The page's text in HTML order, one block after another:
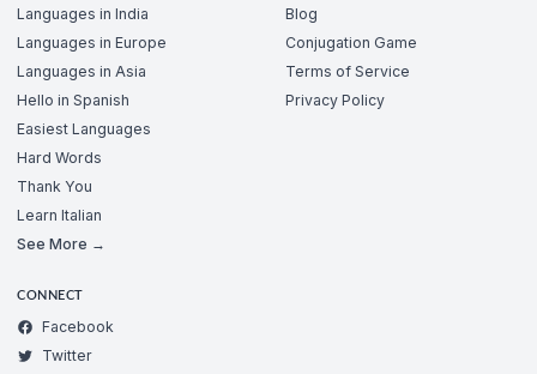
Languages in India
Languages in Europe
Languages in Asia
Hello in Spanish
Easiest Languages
Hard Words
Thank You
Learn Italian
See More →
Blog
Conjugation Game
Terms of Service
Privacy Policy
CONNECT
Facebook
Twitter